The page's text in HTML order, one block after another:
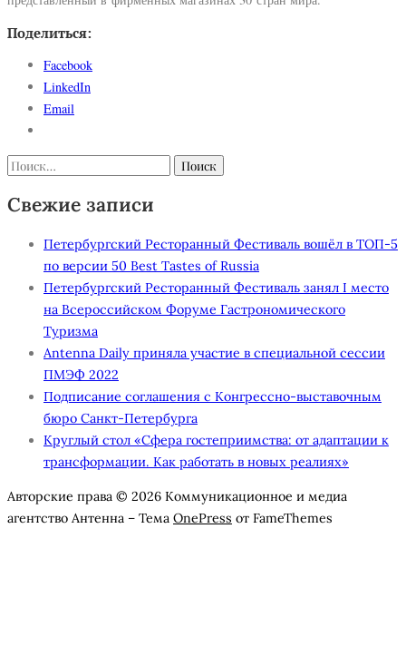
Поделиться:
Facebook
LinkedIn
Email
Найти:
Свежие записи
Петербургский Ресторанный Фестиваль вошёл в ТОП-5
по версии 50 Best Tastes of Russia
Петербургский Ресторанный Фестиваль занял I место
на Всероссийском Форуме Гастрономического
Туризма
Antenna Daily приняла участие в специальной сессии
ПМЭФ 2022
Подписание соглашения с Конгрессно-выставочным
бюро Санкт-Петербурга
Круглый стол «Сфера гостеприимства: от адаптации к
трансформации. Как работать в новых реалиях»
Авторские права © 2026 Коммуникационное и медиа
агентство Антенна – Тема OnePress от FameThemes